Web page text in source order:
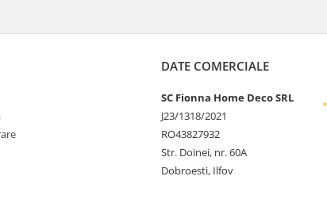
DATE COMERCIALE
SC Fionna Home Deco SRL
J23/1318/2021
RO43827932
Str. Doinei, nr. 60A
Dobroesti, Ilfov